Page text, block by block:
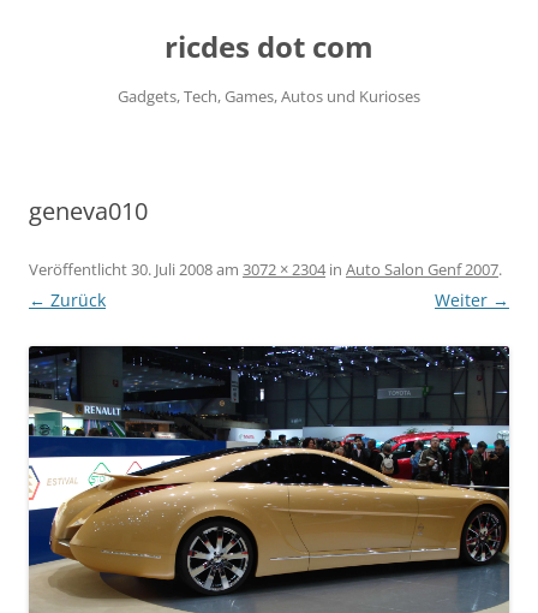
ricdes dot com
Gadgets, Tech, Games, Autos und Kurioses
geneva010
Veröffentlicht30. Juli 2008am 3072 × 2304in Auto Salon Genf 2007.
← Zurück Weiter →